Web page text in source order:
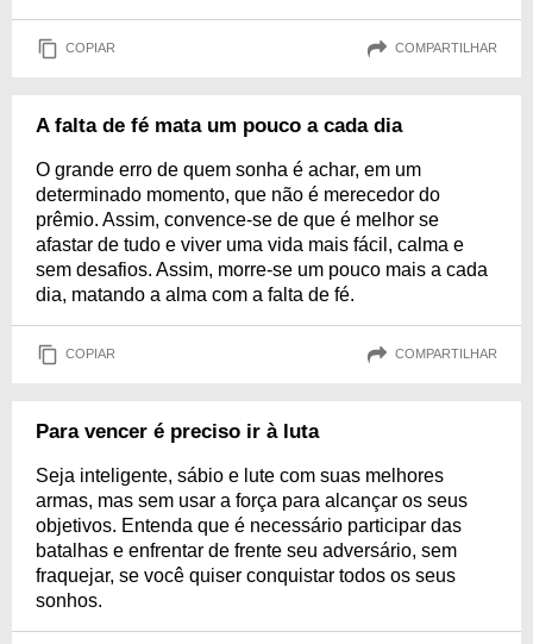
COPIAR COMPARTILHAR
A falta de fé mata um pouco a cada dia
O grande erro de quem sonha é achar, em um
determinado momento, que não é merecedor do
prêmio. Assim, convence-se de que é melhor se
afastar de tudo e viver uma vida mais fácil, calma e
sem desafios. Assim, morre-se um pouco mais a cada
dia, matando a alma com a falta de fé.
COPIAR COMPARTILHAR
Para vencer é preciso ir à luta
Seja inteligente, sábio e lute com suas melhores
armas, mas sem usar a força para alcançar os seus
objetivos. Entenda que é necessário participar das
batalhas e enfrentar de frente seu adversário, sem
fraquejar, se você quiser conquistar todos os seus
sonhos.